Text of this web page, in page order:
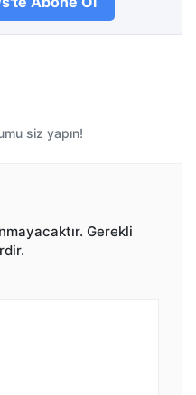
siz yapın!
Gerekli